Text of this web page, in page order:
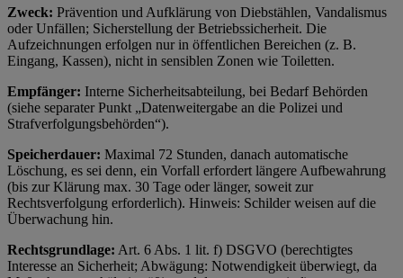
Zweck: Prävention und Aufklärung von Diebstählen, Vandalismus
oder Unfällen; Sicherstellung der Betriebssicherheit. Die
Aufzeichnungen erfolgen nur in öffentlichen Bereichen (z. B.
Eingang, Kassen), nicht in sensiblen Zonen wie Toiletten.
Empfänger: Interne Sicherheitsabteilung, bei Bedarf Behörden
(siehe separater Punkt „Datenweitergabe an die Polizei und
Strafverfolgungsbehörden“).
Speicherdauer: Maximal 72 Stunden, danach automatische
Löschung, es sei denn, ein Vorfall erfordert längere Aufbewahrung
(bis zur Klärung max. 30 Tage oder länger, soweit zur
Rechtsverfolgung erforderlich). Hinweis: Schilder weisen auf die
Überwachung hin.
Rechtsgrundlage: Art. 6 Abs. 1 lit. f) DSGVO (berechtigtes
Interesse an Sicherheit; Abwägung: Notwendigkeit überwiegt, da